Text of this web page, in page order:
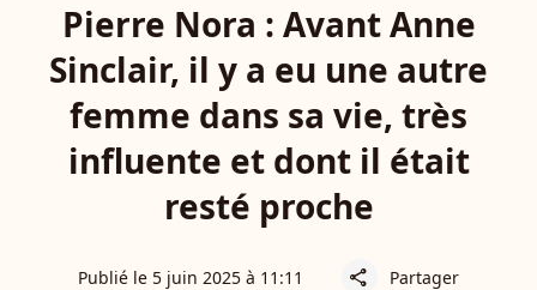
Pierre Nora : Avant Anne
Sinclair, il y a eu une autre
femme dans sa vie, très
influente et dont il était
resté proche
Publié le 5 juin 2025 à 11:11 share Partager